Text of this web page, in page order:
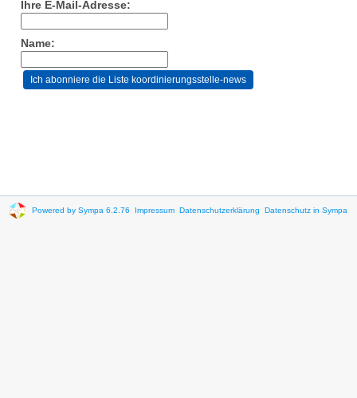
Ihre E-Mail-Adresse:
Name:
Powered by Sympa 6.2.76 Impressum Datenschutzerklärung Datenschutz in Sympa